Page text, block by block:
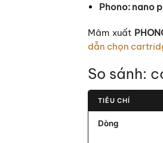
Phono: nano
Mâm xuất
dẫn chọn
So sánh:
TIÊU CHÍ
Dòng